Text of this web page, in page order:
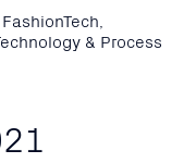
& Process